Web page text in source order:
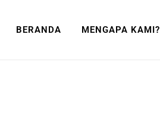
BERANDA MENGAPA KAMI?